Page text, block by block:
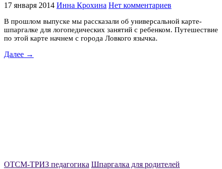
17 января 2014 Инна Крохина Нет комментариев
В прошлом выпуске мы рассказали об универсальной карте-
шпаргалке для логопедических занятий с ребенком. Путешествие
по этой карте начнем с города Ловкого язычка.
Далее →
ОТСМ-ТРИЗ педагогика Шпаргалка для родителей